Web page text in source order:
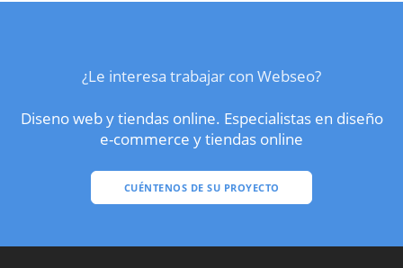
¿Le interesa trabajar con Webseo?
Diseno web y tiendas online. Especialistas en diseño
e-commerce y tiendas online
CUÉNTENOS DE SU PROYECTO